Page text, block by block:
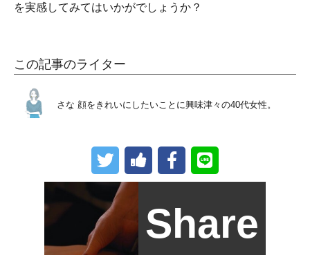
を実感してみてはいかがでしょうか？
この記事のライター
さな 顔をきれいにしたいことに興味津々の40代女性。
Share